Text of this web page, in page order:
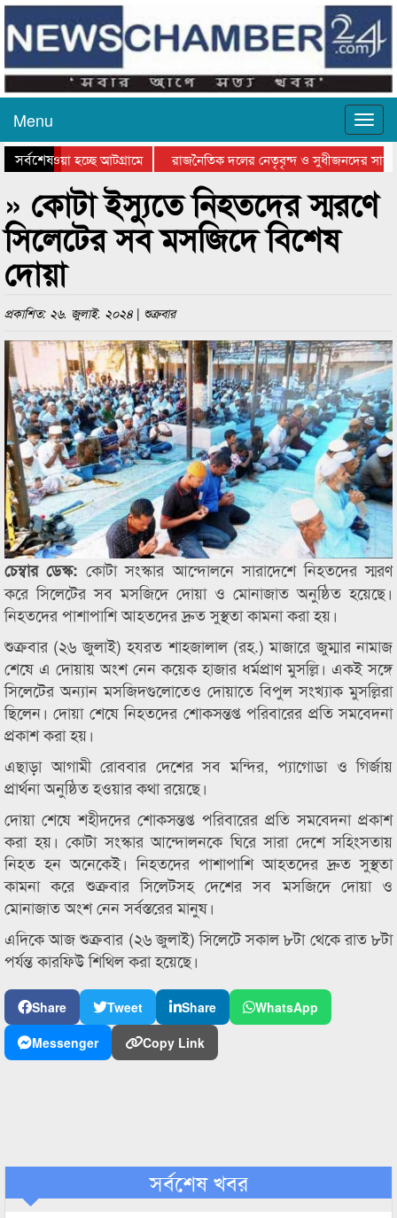
Menu
সর্বশেষ
যাওয়া হচ্ছে আটগ্রামে
রাজনৈতিক দলের নেতৃবৃন্দ ও সুধীজনদের সাথে
পুরস্কার বিতরণ সম্পন্ন
সিলেটে বাংলাদেশ গ্রুপ থিয়েটার
» কোটা ইস্যুতে নিহতদের স্মরণে
সিলেটের সব মসজিদে বিশেষ
দোয়া
প্রকাশিত: ২৬. জুলাই. ২০২৪ | শুক্রবার
চেম্বার ডেস্ক:কোটা সংস্কার আন্দোলনে সারাদেশে নিহতদের স্মরণ
করে সিলেটের সব মসজিদে দোয়া ও মোনাজাত অনুষ্ঠিত হয়েছে।
নিহতদের পাশাপাশি আহতদের দ্রুত সুস্থতা কামনা করা হয়।
শুক্রবার (২৬ জুলাই) হযরত শাহজালাল (রহ.) মাজারে জুম্মার নামাজ
শেষে এ দোয়ায় অংশ নেন কয়েক হাজার ধর্মপ্রাণ মুসল্লি। একই সঙ্গে
সিলেটের অন্যান মসজিদগুলোতেও দোয়াতে বিপুল সংখ্যাক মুসল্লিরা
ছিলেন। দোয়া শেষে নিহতদের শোকসন্তপ্ত পরিবারের প্রতি সমবেদনা
প্রকাশ করা হয়।
এছাড়া আগামী রোববার দেশের সব মন্দির, প্যাগোডা ও গির্জায়
প্রার্থনা অনুষ্ঠিত হওয়ার কথা রয়েছে।
দোয়া শেষে শহীদদের শোকসন্তপ্ত পরিবারের প্রতি সমবেদনা প্রকাশ
করা হয়। কোটা সংস্কার আন্দোলনকে ঘিরে সারা দেশে সহিংসতায়
নিহত হন অনেকেই। নিহতদের পাশাপাশি আহতদের দ্রুত সুস্থতা
কামনা করে শুক্রবার সিলেটসহ দেশের সব মসজিদে দোয়া ও
মোনাজাত অংশ নেন সর্বস্তরের মানুষ।
এদিকে আজ শুক্রবার (২৬ জুলাই) সিলেটে সকাল ৮টা থেকে রাত ৮টা
পর্যন্ত কারফিউ শিথিল করা হয়েছে।
Share Tweet Share
WhatsApp
Messenger
Copy Link
সর্বশেষ খবর